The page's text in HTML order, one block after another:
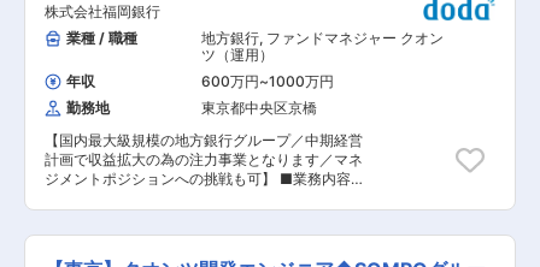
社について： 当社は、三菱UFJ銀行やNTTアノー
ドエナジー、大阪ガスを含め日本を代表する9社
が株主となって2021年9月に設立した、「再エネ
電力を「つくる」から「つかう」までつなぐ」こ
とで日本のカーボンニュートラルに貢献すること
を使命とするファンドです。 脱炭素ニーズの高い
社会において、再生可能エネルギーによる電力開
発が急務となっています。当社は再生可能エネル
ギー電力をファンド形式で運用し、株主であるパ
ス機能、電力引取需要を最大限活用し、日本の再
生エネルギー普及に向けた課題解決に貢献するこ
ットファンド（クオンツ）の運用管理、トレーデ
ィング ・新規ファンドの企画 ■出向先につい
て： ・企業名：FFG投信株式会社 ・事業内容：
投資運用業・第二種金融商品取引業 ・勤務地：福
岡県福岡市中央区大手門1-8-3 ■本ポジションの
魅力： ◎バックオフィスにも相応の人員やシステ
ムを投下しており、地域金融機関の中では運用の
柔軟性やスコープが広いと自負しております。 ◎
市場部門収益がグループ収益に占める割合が大き
いことから、経営陣との距離も近く、闊達なコミ
ュニケーションをとりながら運営を行っておりま
銀行G
株式会社福岡銀行
業種 / 職種
地方銀行, ファンドマネジャー クオン
ツ（運用）
年収
600万円~1000万円
勤務地
東京都中央区京橋
【国内最大級規模の地方銀行グループ／中期経営
計画で収益拡大の為の注力事業となります／マネ
ジメントポジションへの挑戦も可】 ■業務内容：
等、クレジット運用業務全般をお任せします。 ■
業務詳細： ・事業債（金融機関除く）、CDS等